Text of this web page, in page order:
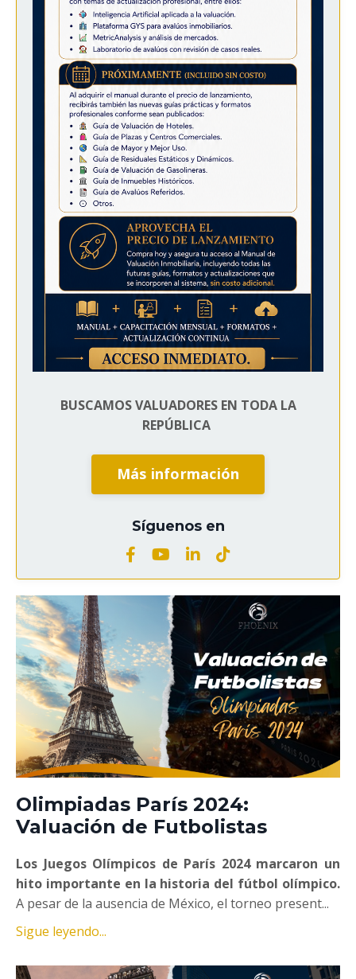
Olimpiadas París 2024:
Valuación de Futbolistas
Los Juegos Olímpicos de París 2024 marcaron un
hito importante en la historia del fútbol olímpico.
A pesar de la ausencia de México, el torneo present...
Sigue leyendo...
BUSCAMOS VALUADORES EN TODA LA
REPÚBLICA
Más información
Síguenos en